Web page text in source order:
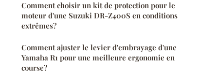
Comment choisir un kit de protection pour le
moteur d'une Suzuki DR-Z400S en conditions
extrêmes?
Comment ajuster le levier d'embrayage d'une
Yamaha R1 pour une meilleure ergonomie en
course?